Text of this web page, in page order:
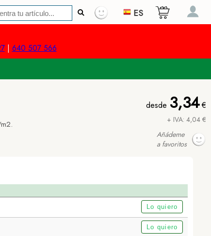
ES
| 640 507 566
desde 3,34€
+ IVA: 4,04 €
Añádeme
a favoritos
Lo quiero
Lo quiero